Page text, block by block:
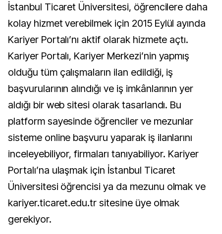
İstanbul Ticaret Üniversitesi, öğrencilere daha
kolay hizmet verebilmek için 2015 Eylül ayında
Kariyer Portalı’nı aktif olarak hizmete açtı.
Kariyer Portalı, Kariyer Merkezi’nin yapmış
olduğu tüm çalışmaların ilan edildiği, iş
başvurularının alındığı ve iş imkânlarının yer
aldığı bir web sitesi olarak tasarlandı. Bu
platform sayesinde öğrenciler ve mezunlar
sisteme online başvuru yaparak iş ilanlarını
inceleyebiliyor, firmaları tanıyabiliyor. Kariyer
Portalı’na ulaşmak için İstanbul Ticaret
Üniversitesi öğrencisi ya da mezunu olmak ve
kariyer.ticaret.edu.tr sitesine üye olmak
gerekiyor.